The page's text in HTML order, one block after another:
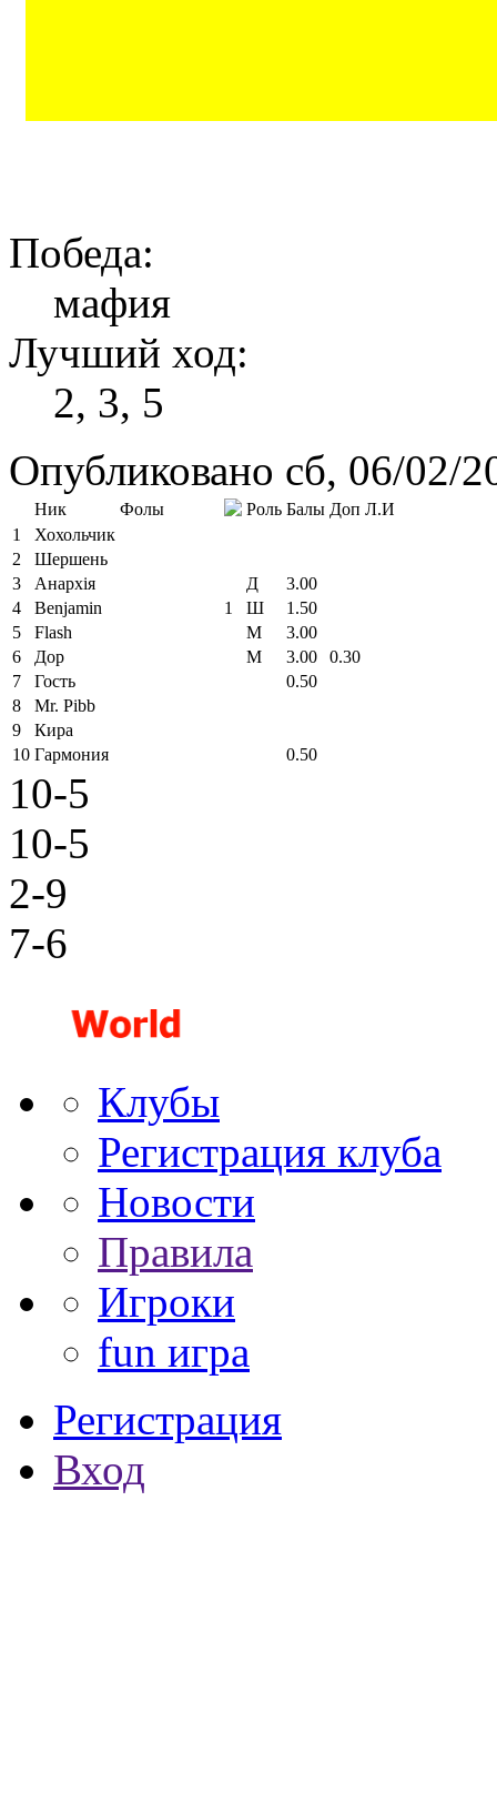
Победа:
мафия
Лучший ход:
2, 3, 5
Опубликовано сб, 06/02/
Ник Фолы Роль Балы Доп Л.И
1
Хохольчик
2
Шершень
3
Анархія Д
3.00
4
Benjamin 1 Ш
1.50
5
Flash М
3.00
6
Дор М 3.00
0.30
7
Гость
0.50
8
Mr. Pibb
9
Кира
10 Гармония 0.50
10-5
10-5
2-9
7-6
Клубы
Регистрация клуба
Новости
Правила
Игроки
fun игра
Регистрация
Вход